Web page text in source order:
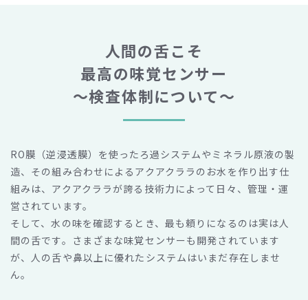
ラの製造工場（プラント）全てに設置されています。
一方、アクアクララの製造に使用されるミネラルはアクアク
ララ独自の専用工場で作られています。専用工場で作られた
おいしさの水が供給されています。
人間の舌こそ
最高の味覚センサー
～検査体制について～
RO膜（逆浸透膜）を使ったろ過システムやミネラル原液の製
造、その組み合わせによるアクアクララのお水を作り出す仕
組みは、アクアクララが誇る技術力によって日々、管理・運
営されています。
そして、水の味を確認するとき、最も頼りになるのは実は人
間の舌です。さまざまな味覚センサーも開発されています
が、人の舌や鼻以上に優れたシステムはいまだ存在しませ
ん。